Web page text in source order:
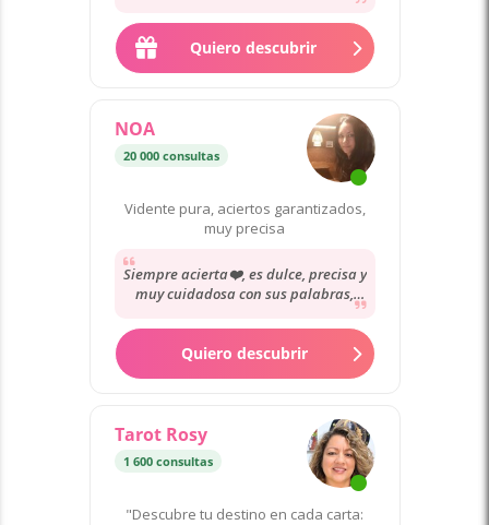
Gracias...
Quiero descubrir
NOA
20 000 consultas
Vidente pura, aciertos garantizados,
muy precisa
Siempre acierta❤️, es dulce, precisa y
muy cuidadosa con sus palabras,
incertidumbres...
Quiero descubrir
Tarot Rosy
1 600 consultas
"Descubre tu destino en cada carta: